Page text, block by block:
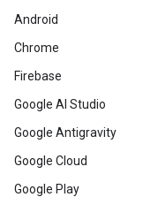
Android
Chrome
Firebase
Google AI Studio
Google Antigravity
Google Cloud
Google Play